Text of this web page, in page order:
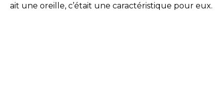
ait une oreille, c’était une caractéristique pour eux.